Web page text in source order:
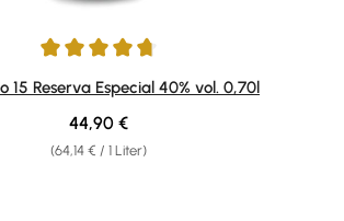
Bewertung von 4.78 von 5 Sternen
15 Reserva Especial 40% vol. 0,70l
(64,14 € / 1 Liter)
Regulärer Preis:
44,90 €